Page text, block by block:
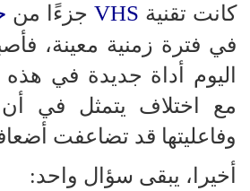
كانت تقنية VHS جزءًا من
في فترة زمنية معينة،
اليوم أداة جديدة في هذه
مع اختلاف يتمثل في أن
وفاعليتها قد تضاعفت
أخيرا، يبقى سؤال واحد: